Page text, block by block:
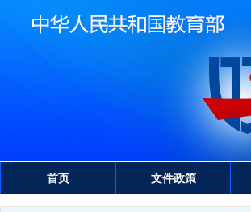
首页 文件政策